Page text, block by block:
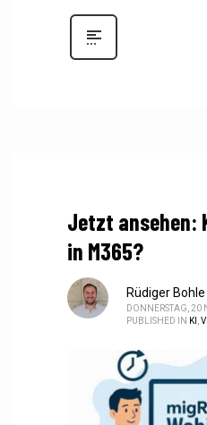
Jetzt ansehen:
in M365?
Rüdiger Bohle
DONNERSTAG, 20
PUBLISHED IN KI